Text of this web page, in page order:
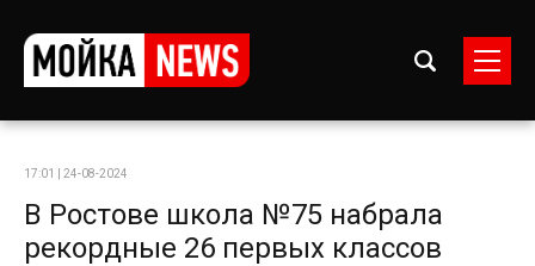
17:01 | 24-08-2024
В Ростове школа №75 набрала
рекордные 26 первых классов